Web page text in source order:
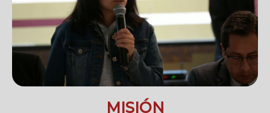
MISIÓN